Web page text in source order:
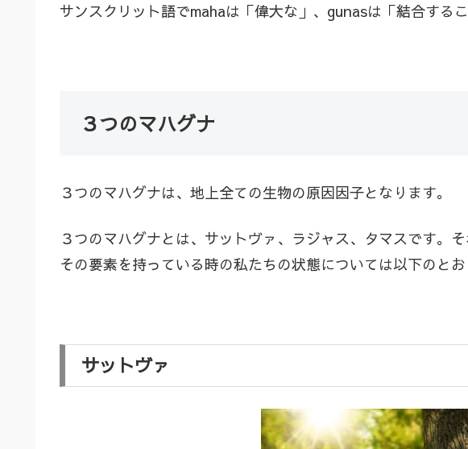
サンスクリット語でmahaは「偉大な」、gunasは「結合する
３つのマハグナ
３つのマハグナは、地上全ての生物の原因因子となります。
３つのマハグナとは、サットヴァ、ラジャス、タマスです。
その要素を持っている時の私たちの状態については以下のとお
サットヴァ